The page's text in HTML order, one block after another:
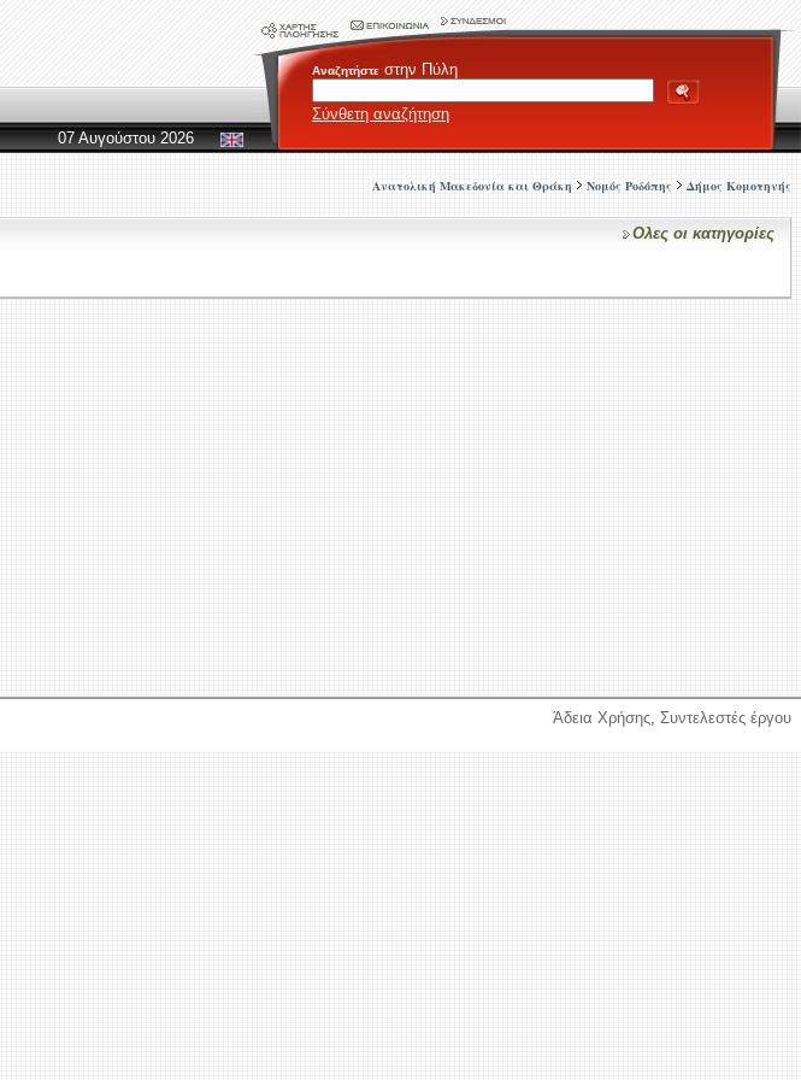
Αναζητήστε στην Πύλη
Σύνθετη αναζήτηση
07 Αυγούστου 2026
Ανατολική Μακεδονία και Θράκη Νομός Ροδόπης Δήμος Κομοτηνής
Ολες οι κατηγορίες
Άδεια Χρήσης, Συντελεστές έργου